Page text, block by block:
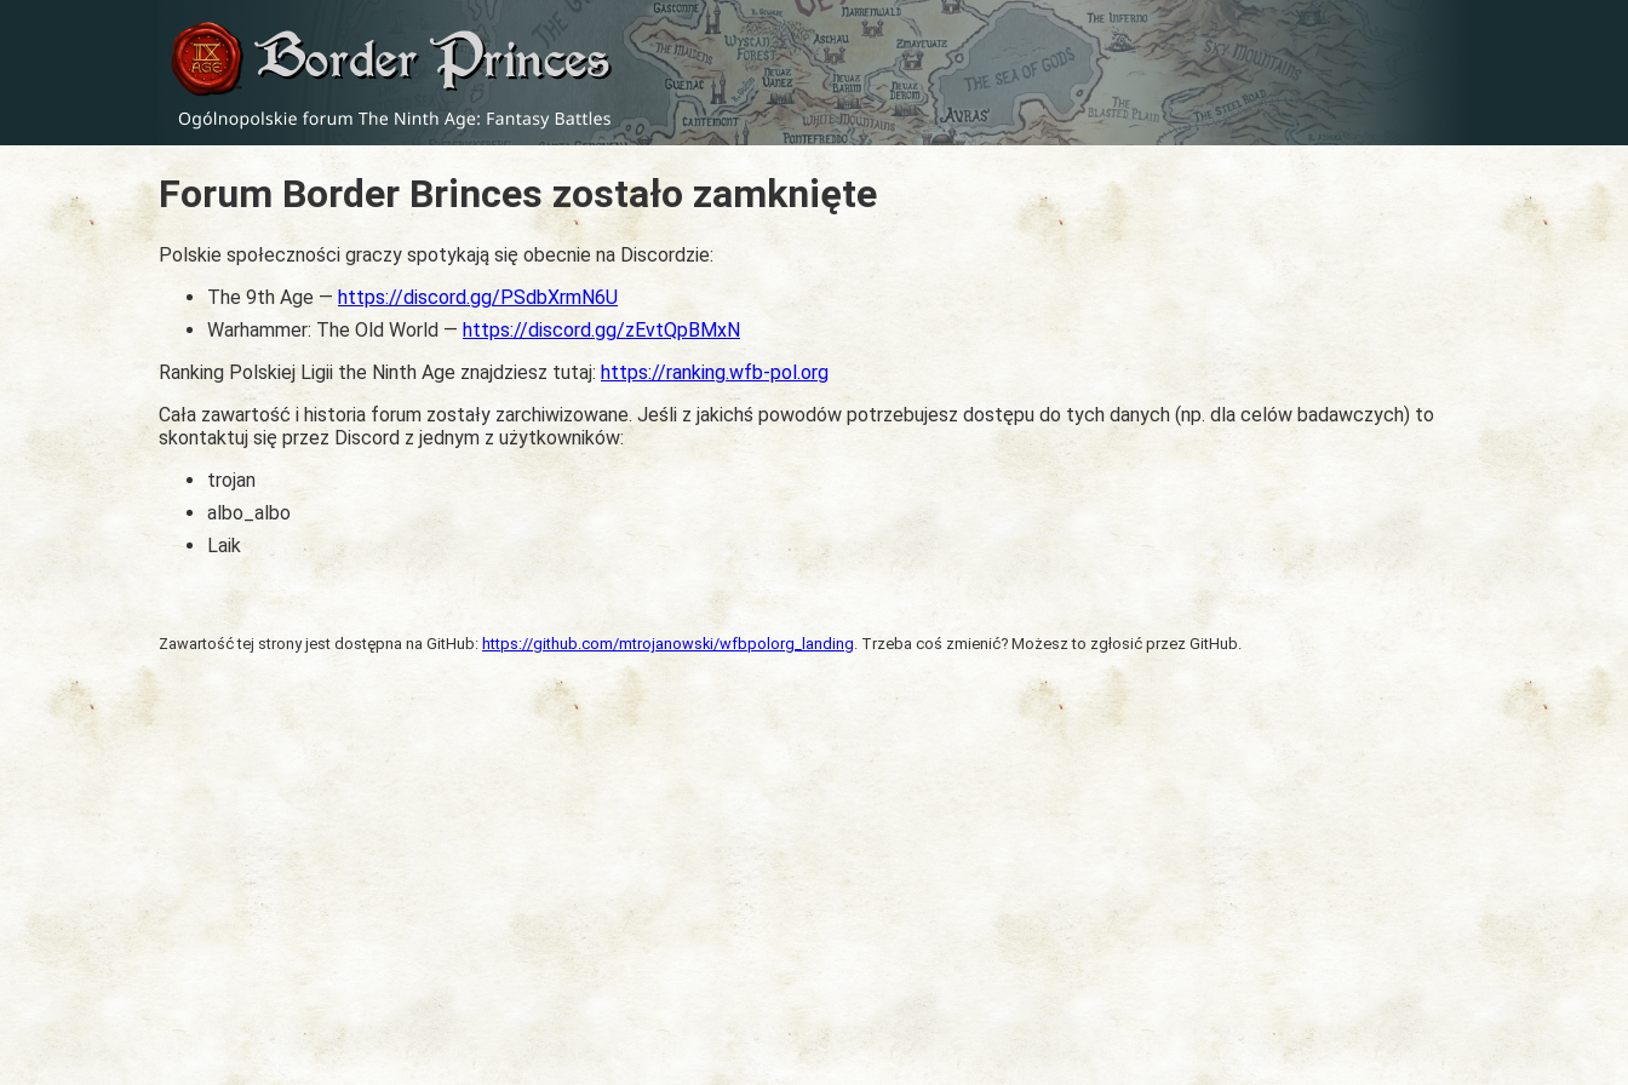
Forum Border Brinces zostało zamknięte
Polskie społeczności graczy spotykają się obecnie na Discordzie:
The 9th Age — https://discord.gg/PSdbXrmN6U
Warhammer: The Old World — https://discord.gg/zEvtQpBMxN
Ranking Polskiej Ligii the Ninth Age znajdziesz tutaj: https://ranking.wfb-pol.org
Cała zawartość i historia forum zostały zarchiwizowane. Jeśli z jakichś powodów potrzebujesz dostępu do tych danych (np. dla celów badawczych) to
skontaktuj się przez Discord z jednym z użytkowników:
trojan
albo_albo
Laik
Zawartość tej strony jest dostępna na GitHub: https://github.com/mtrojanowski/wfbpolorg_landing . Trzeba coś zmienić? Możesz to zgłosić przez GitHub.